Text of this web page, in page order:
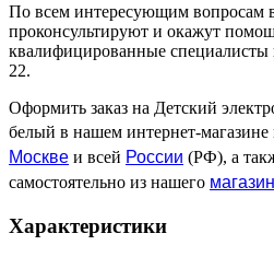
По всем интересующим вопросам
проконсультируют и окажут
квалифицированные специалисты
22.
Оформить заказ на Детский
белый в нашем интернет-магазине
Москве и всей России (РФ), а
самостоятельно из нашего
Характеристики